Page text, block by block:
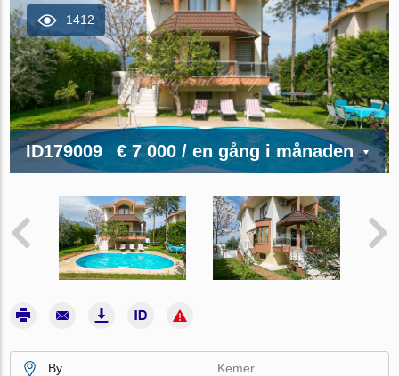
1412
ID179009 € 7 000/ en gång i månaden
By
Kemer